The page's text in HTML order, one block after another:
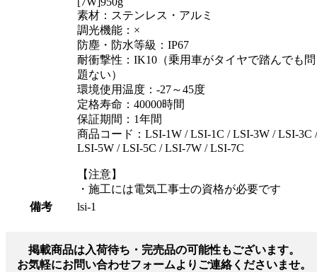
素材：ステンレス・アルミ
調光機能：×
防塵・防水等級：IP67
耐衝撃性：IK10（乗用車がタイヤで踏んでも問
題ない）
環境使用温度：-27～45度
定格寿命：40000時間
保証期間：1年間
商品コード：LSI-1W / LSI-1C / LSI-3W / LSI-3C /
LSI-5W / LSI-5C / LSI-7W / LSI-7C
【注意】
・施工には電気工事士の資格が必要です
備考
lsi-1
掲載商品は入荷待ち・完売品の可能性もございます。
お気軽にお問い合わせフォームよりご連絡くださいませ。